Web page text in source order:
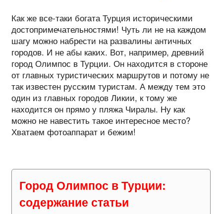
Как же все-таки богата Турция историческими
достопримечательностями! Чуть ли не на каждом
шагу можно набрести на развалины античных
городов. И не абы каких. Вот, например, древний
город Олимпос в Турции. Он находится в стороне
от главных туристических маршрутов и потому не
так известен русским туристам. А между тем это
один из главных городов Ликии, к тому же
находится он прямо у пляжа Чиралы. Ну как
можно не навестить такое интересное место?
Хватаем фотоаппарат и бежим!
Город Олимпос в Турции:
содержание статьи